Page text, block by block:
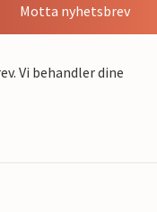
Motta nyhetsbrev
Vi behandler dine